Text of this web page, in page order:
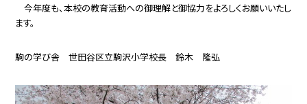
今年度も、本校の教育活動への御理解と御協力をよろしくお願いいたし
ます。
駒の学び舎 世田谷区立駒沢小学校長 鈴木 隆弘